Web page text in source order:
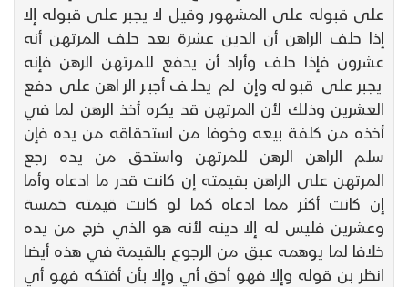
على قبوله على المشهور وقيل لا يجبر على قبوله إلا
إذا حلف الراهن أن الدين عشرة بعد حلف المرتهن أنه
عشرون فإذا حلف وأراد أن يدفع للمرتهن الرهن فإنه
يجبر على قبوله وإن لم يحلف أجبر الراهن على دفع
العشرين وذلك لأن المرتهن قد يكره أخذ الرهن لما في
أخذه من كلفة بيعه وخوفا من استحقاقه من يده فإن
سلم الراهن الرهن للمرتهن واستحق من يده رجع
المرتهن على الراهن بقيمته إن كانت قدر ما ادعاه وأما
إن كانت أكثر مما ادعاه كما لو كانت قيمته خمسة
وعشرين فليس له إلا دينه لأنه هو الذي خرج من يده
خلافا لما يوهمه عبق من الرجوع بالقيمة في هذه أيضا
انظر بن قوله وإلا فهو أحق أي وإلا بأن أفتكه فهو أي